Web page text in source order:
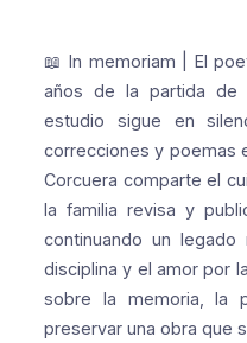
📖 In memoriam | El
años de la partida de
estudio sigue en
correcciones y poemas
Corcuera comparte el
la familia revisa y
continuando un
disciplina y el amor por
sobre la memoria, la
preservar una obra que